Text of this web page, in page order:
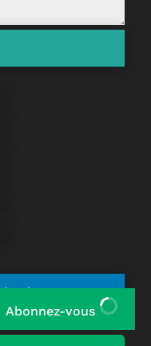
Abonnez-vous